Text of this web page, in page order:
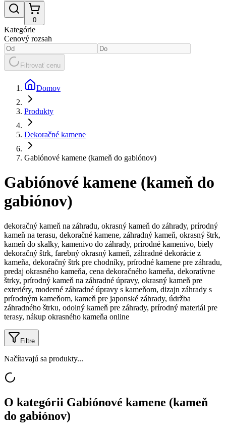
0
Kategórie
Cenový rozsah
Filtrovať cenu
Domov
Produkty
Dekoračné kamene
Gabiónové kamene (kameň do gabiónov)
Gabiónové kamene (kameň do
gabiónov)
dekoračný kameň na záhradu, okrasný kameň do záhrady, prírodný
kameň na terasu, dekoračné kamene, záhradný kameň, okrasný štrk,
kameň do skalky, kamenivo do záhrady, prírodné kamenivo, biely
dekoračný štrk, farebný okrasný kameň, záhradné dekorácie z
kameňa, dekoračný štrk pre chodníky, prírodné kamene pre záhradu,
predaj okrasného kameňa, cena dekoračného kameňa, dekoratívne
štrky, prírodný kameň na záhradné úpravy, okrasný kameň pre
exteriéry, moderné záhradné úpravy s kameňom, dizajn záhrady s
prírodným kameňom, kameň pre japonské záhrady, údržba
záhradného štrku, odolný kameň pre záhrady, prírodný materiál pre
terasy, nákup okrasného kameňa online
Filtre
Načítavajú sa produkty...
O kategórii Gabiónové kamene (kameň
do gabiónov)